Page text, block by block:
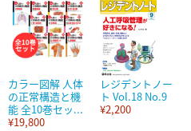
カラー図解 人体
の正常構造と機
能 全10巻セッ...
¥19,800
レジデントノー
ト Vol.18 No.9
¥2,200